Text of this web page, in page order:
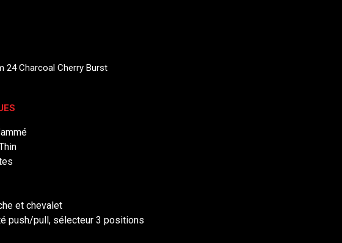
24 Charcoal Cherry Burst
et chevalet
push/pull, sélecteur 3 positions